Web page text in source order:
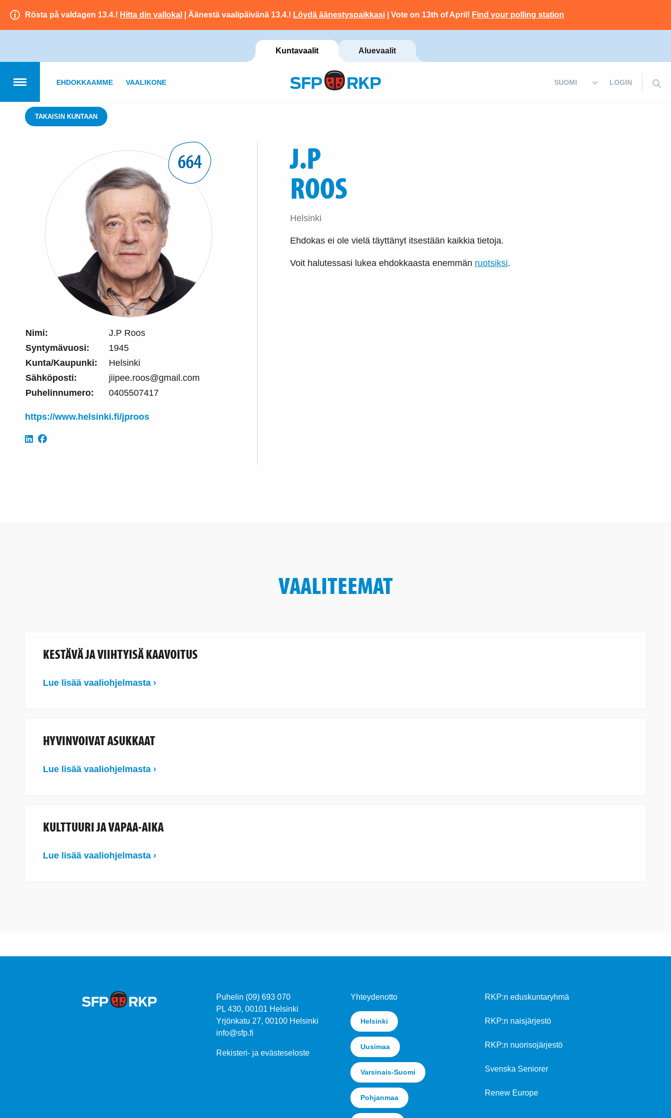
Rösta på valdagen 13.4.! Hitta din vallokal | Äänestä vaalipäivänä 13.4.! Löydä äänestyspaikkasi | Vote on 13th of April! Find your polling station
Kuntavaalit Aluevaalit
LOGIN
EHDOKKAAMME VAALIKONE
TAKAISIN KUNTAAN
664
Nimi:
J.P Roos
Syntymävuosi:
1945
Kunta/Kaupunki:
Helsinki
Sähköposti:
jiipee.roos@gmail.com
Puhelinnumero:
0405507417
https://www.helsinki.fi/jproos
J.P
ROOS
Helsinki
Ehdokas ei ole vielä täyttänyt itsestään kaikkia tietoja.
Voit halutessasi lukea ehdokkaasta enemmän ruotsiksi.
VAALITEEMAT
KESTÄVÄ JA VIIHTYISÄ KAAVOITUS
Lue lisää vaaliohjelmasta ›
HYVINVOIVAT ASUKKAAT
Lue lisää vaaliohjelmasta ›
KULTTUURI JA VAPAA-AIKA
Lue lisää vaaliohjelmasta ›
Puhelin (09) 693 070
PL 430, 00101 Helsinki
Yrjönkatu 27, 00100 Helsinki
info@sfp.fi
Rekisteri- ja evästeseloste
Yhteydenotto
Helsinki
Uusimaa
Varsinais-Suomi
Pohjanmaa
RKP:n eduskuntaryhmä
RKP:n naisjärjestö
RKP:n nuorisojärjestö
Svenska Seniorer
Renew Europe